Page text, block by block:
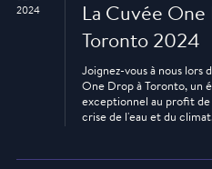
2024
La Cuvée One
Toronto 2024
Joignez-vous à nous lors
One Drop à Toronto, un
exceptionnel au profit de
crise de l'eau et du